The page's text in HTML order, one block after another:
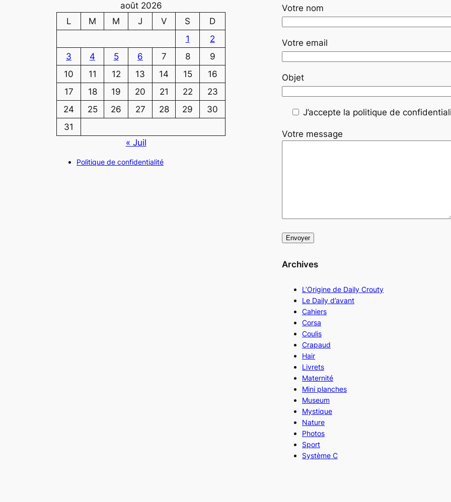
août 2026
L
M M J V S
D
1
2
3
4 5 6 7 8
9
10
11 12 13 14 15
16
17
18 19 20 21 22
23
24
25 26 27 28 29
30
31
« Juil
Politique de confidentialité
Votre nom
Votre email
Objet
J’accepte la politique de
Votre message
Archives
L’Origine de Daily Crouty
Le Daily d’avant
Cahiers
Corsa
Coulis
Crapaud
Hair
Livrets
Maternité
Mini planches
Museum
Mystique
Nature
Photos
Sport
Système C